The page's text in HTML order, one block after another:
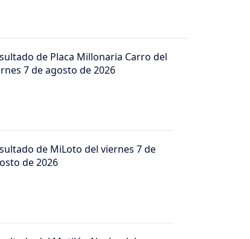
de Placa Millonaria Carro del
7 de agosto de 2026
de MiLoto del viernes 7 de
de 2026